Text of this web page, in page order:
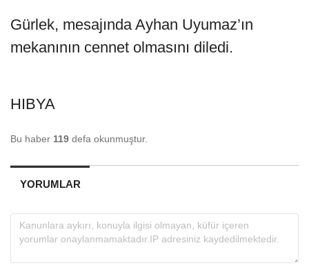
Gürlek, mesajında Ayhan Uyumaz’ın
mekanının cennet olmasını diledi.
HIBYA
Bu haber 119 defa okunmuştur.
YORUMLAR